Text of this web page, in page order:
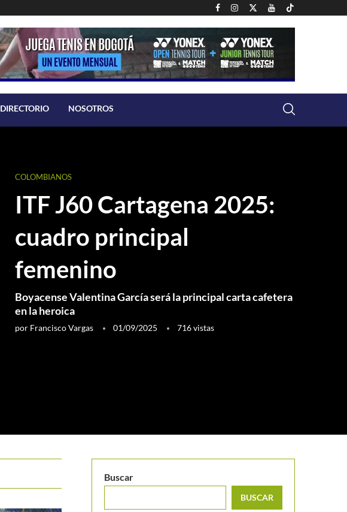
DIRECTORIO NOSOTROS
COLOMBIANOS
ITF J60 Cartagena 2025:
cuadro principal
femenino
Boyacense Valentina García será la principal carta cafetera
en la heroica
por Francisco Vargas 01/09/2025 716vistas
Buscar
BUSCAR